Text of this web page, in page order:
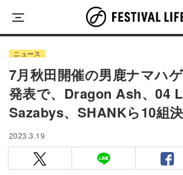
content
ニュース
7月秋田開催の男鹿ナマハ
発表で、Dragon Ash、04
Sazabys、SHANKら10組
2023.3.19